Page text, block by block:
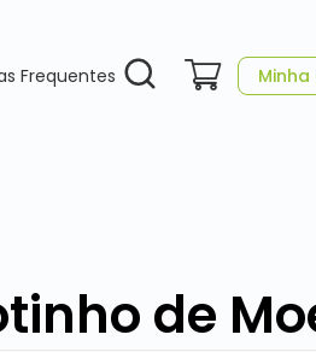
Frequentes
de